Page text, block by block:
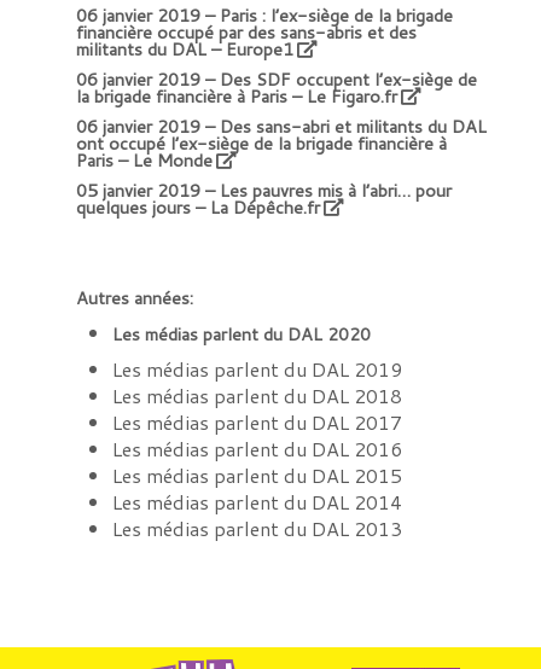
06 janvier 2019 –Paris : l’ex-siège de la brigade
financière occupé par des sans-abris et des
militants du DAL – Europe1
06 janvier 2019 –Des SDF occupent l’ex-siège de
la brigade financière à Paris – Le Figaro.fr
06 janvier 2019 –Des sans-abri et militants du DAL
ont occupé l’ex-siège de la brigade financière à
Paris – Le Monde
05 janvier 2019 –Les pauvres mis à l’abri… pour
quelques jours – La Dépêche.fr
Autres années:
Les médias parlent du DAL 2020
Les médias parlent du DAL 2019
Les médias parlent du DAL 2018
Les médias parlent du DAL 2017
Les médias parlent du DAL 2016
Les médias parlent du DAL 2015
Les médias parlent du DAL 2014
Les médias parlent du DAL 2013